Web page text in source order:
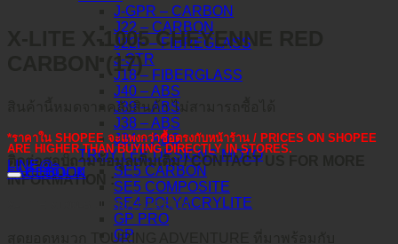
J-GPR – CARBON
J22 – CARBON
J22F – FIBREGLASS
J-STR
J18 – FIBERGLASS
J40 – ABS
J39 – ABS
J38 – ABS
J34 – ABS
TROY LEE DESIGNS MOTO
SE5 CARBON
SE5 COMPOSITE
SE4 POLYACRYLITE
GP PRO
GP
X-LITE X-1005 CHEYENNE RED
CARBON (17)
สินค้านี้หมดจากคลังสินค้า ไม่สามารถซื้อได้
*ราคาใน SHOPEE จะแพงกว่าซื้อตรงกับหน้าร้าน / PRICES ON SHOPEE
ARE HIGHER THAN BUYING DIRECTLY IN STORES.
ติดต่อสอบถามข้อมูลเพิ่มเติม / CONTACT US FOR MORE
INFORMATION :
LINE@
FACEBOOK
คำอธิบาย
X-LITE X100-5 ULTRA CARBON
สุดยอดหมวก TOURING ADVENTURE ที่มาพร้อมกับ